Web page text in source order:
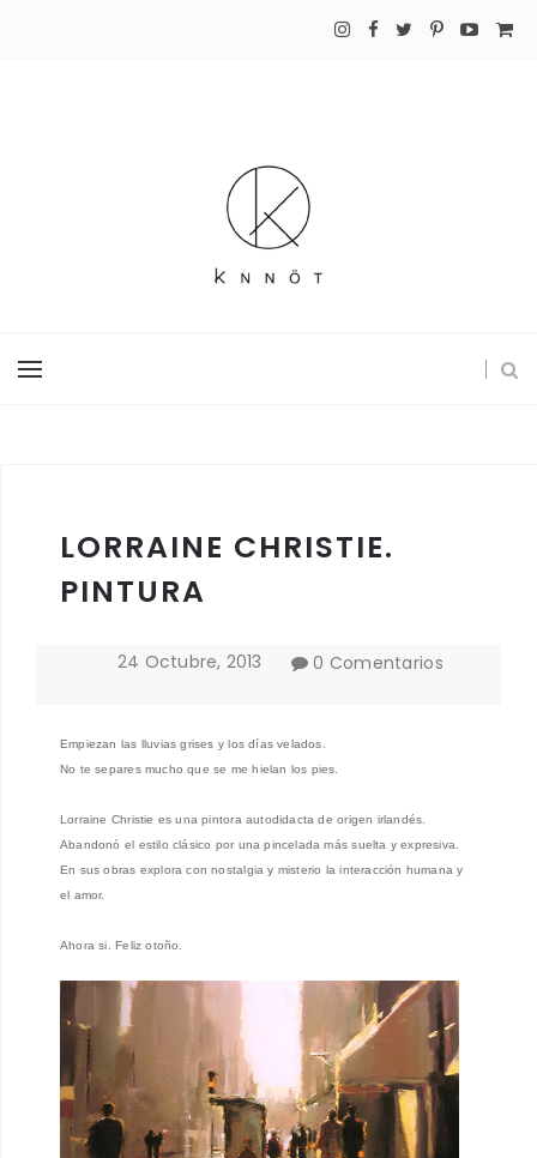
LORRAINE CHRISTIE.
PINTURA
24 Octubre, 2013 0 Comentarios
Empiezan las lluvias grises y los días velados.
No te separes mucho que se me hielan los pies.
Lorraine Christie es una pintora autodidacta de origen irlandés.
Abandonó el estilo clásico por una pincelada más suelta y expresiva.
En sus obras explora con nostalgia y misterio la interacción humana y
el amor.
Ahora si. Feliz otoño.